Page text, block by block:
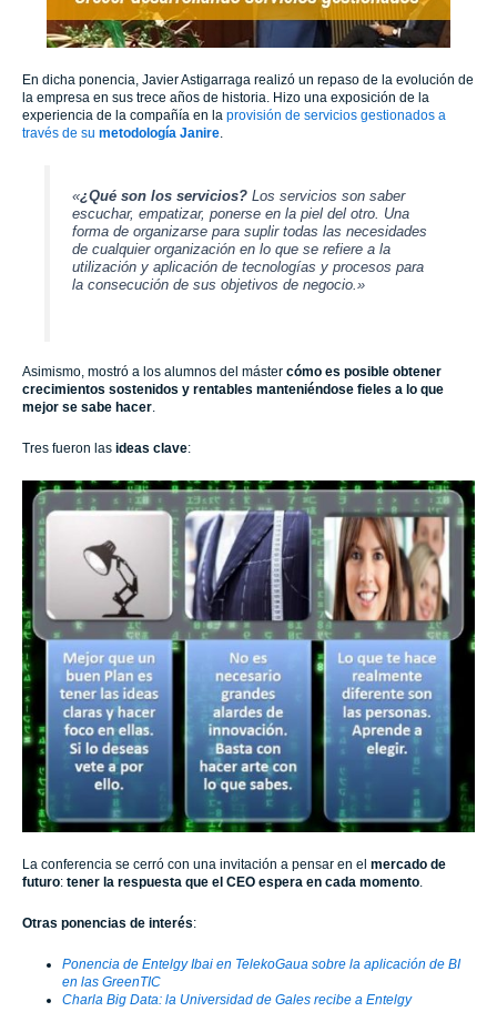
En dicha ponencia, Javier Astigarraga realizó un repaso de la evolución de
la empresa en sus trece años de historia. Hizo una exposición de la
experiencia de la compañía en la provisión de servicios gestionados a
través de su metodología Janire
«¿Qué son los servicios?Los servicios son saber
escuchar, empatizar, ponerse en la piel del otro. Una
forma de organizarse para suplir todas las necesidades
de cualquier organización en lo que se refiere a la
utilización y aplicación de tecnologías y procesos para
la consecución de sus objetivos de negocio.»
Asimismo, mostró a los alumnos del máster cómo es posible obtener
crecimientos sostenidos y rentables manteniéndose fieles a lo que
mejor se sabe hacer.
Tres fueron las ideas clave:
La conferencia se cerró con una invitación a pensar en el mercado de
futuro: tener la respuesta que el CEO espera en cada momento.
Otras ponencias de interés:
Ponencia de Entelgy Ibai en TelekoGaua sobre la aplicación de BI
en las GreenTIC
Charla Big Data: la Universidad de Gales recibe a Entelgy